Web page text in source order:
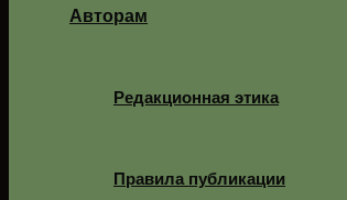
Авторам
Редакционная этика
Правила публикации